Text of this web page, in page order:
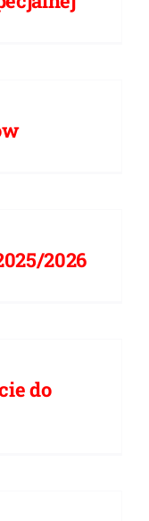
2026
do